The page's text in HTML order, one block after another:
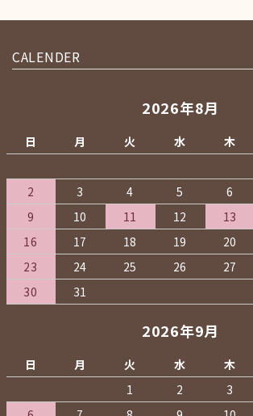
CALENDER
2026年8月
日 月 火 水 木
2
3 4 5 6
9
10 11 12 13
16
17 18 19 20
23
24 25 26 27
30
31
2026年9月
日 月 火 水 木
1
2 3